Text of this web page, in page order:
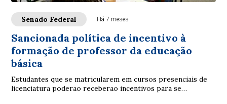
Senado Federal Há 7 meses
Sancionada política de incentivo à
formação de professor da educação
básica
Estudantes que se matricularem em cursos presenciais de
licenciatura poderão receberão incentivos para se